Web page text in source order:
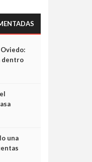
dentro
una